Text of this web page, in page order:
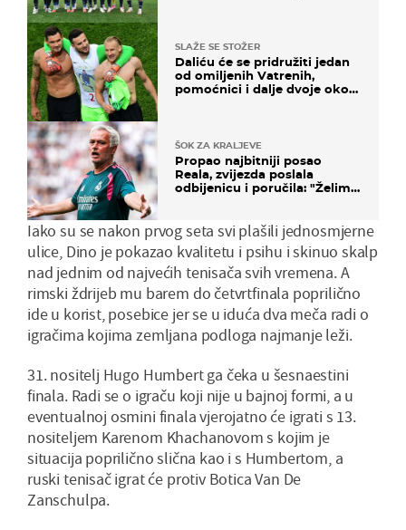
SLAŽE SE STOŽER
Daliću će se pridružiti jedan
od omiljenih Vatrenih,
pomoćnici i dalje dvoje oko
ŠOK ZA KRALJEVE
Propao najbitniji posao
Reala, zvijezda poslala
odbijenicu i poručila: "Želim
Iako su se nakon prvog seta svi plašili jednosmjerne
ulice, Dino je pokazao kvalitetu i psihu i skinuo skalp
nad jednim od najvećih tenisača svih vremena. A
rimski ždrijeb mu barem do četvrtfinala poprilično
ide u korist, posebice jer se u iduća dva meča radi o
igračima kojima zemljana podloga najmanje leži.
31. nositelj Hugo Humbert ga čeka u šesnaestini
finala. Radi se o igraču koji nije u bajnoj formi, a u
eventualnoj osmini finala vjerojatno će igrati s 13.
nositeljem Karenom Khachanovom s kojim je
situacija poprilično slična kao i s Humbertom, a
ruski tenisač igrat će protiv Botica Van De
Zanschulpa.